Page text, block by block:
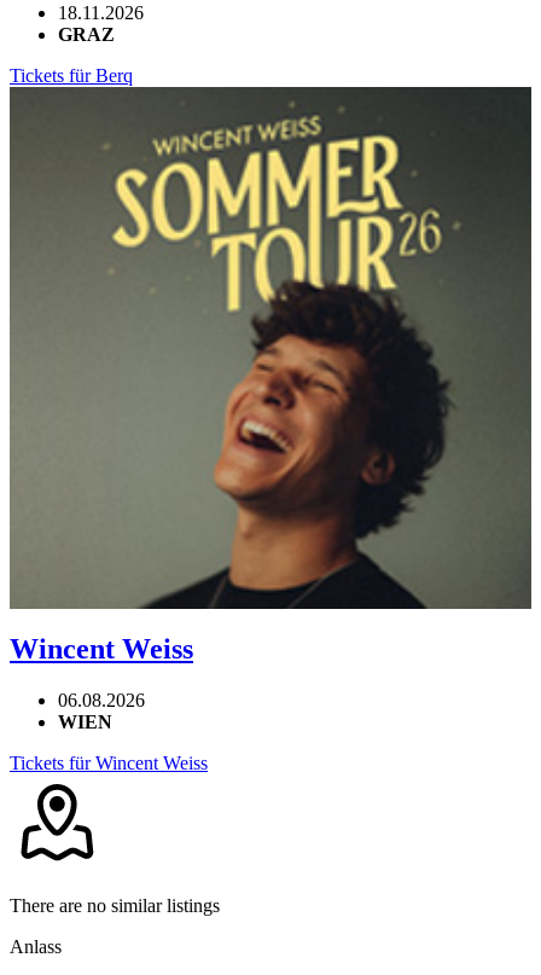
18.11.2026
GRAZ
Tickets für Berq
Wincent Weiss
06.08.2026
WIEN
Tickets für Wincent Weiss
There are no similar listings
Anlass